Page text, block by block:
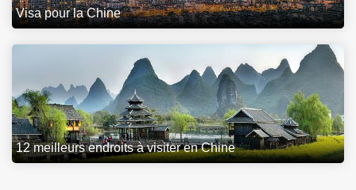
Visa pour la Chine
12 meilleurs endroits à visiter en Chine